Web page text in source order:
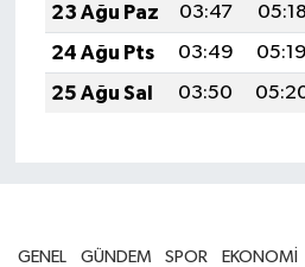
23 Ağu Paz
03:47 05:18
24 Ağu Pts
03:49 05:19
25 Ağu Sal
03:50
GENEL GÜNDEM SPOR EKONOMİ